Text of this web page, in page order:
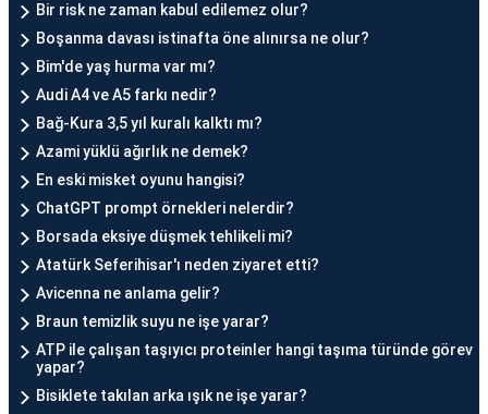
Bir risk ne zaman kabul edilemez olur?
Boşanma davası istinafta öne alınırsa ne olur?
Bim'de yaş hurma var mı?
Audi A4 ve A5 farkı nedir?
Bağ-Kura 3,5 yıl kuralı kalktı mı?
Azami yüklü ağırlık ne demek?
En eski misket oyunu hangisi?
ChatGPT prompt örnekleri nelerdir?
Borsada eksiye düşmek tehlikeli mi?
Atatürk Seferihisar'ı neden ziyaret etti?
Avicenna ne anlama gelir?
Braun temizlik suyu ne işe yarar?
ATP ile çalışan taşıyıcı proteinler hangi taşıma türünde görev
yapar?
Bisiklete takılan arka ışık ne işe yarar?